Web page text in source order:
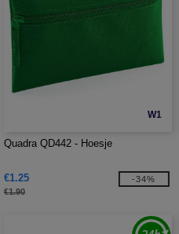
W1
Quadra QD442 - Hoesje
€1.25
€1.90
-34%